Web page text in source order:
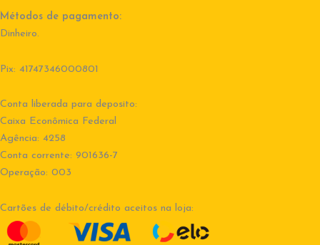
Métodos de pagamento:
Dinheiro.
Pix: 41747346000801
Conta liberada para deposito:
Caixa Econômica Federal
Agência: 4258
Conta corrente: 901636-7
Operação: 003
Cartões de débito/crédito aceitos na loja: